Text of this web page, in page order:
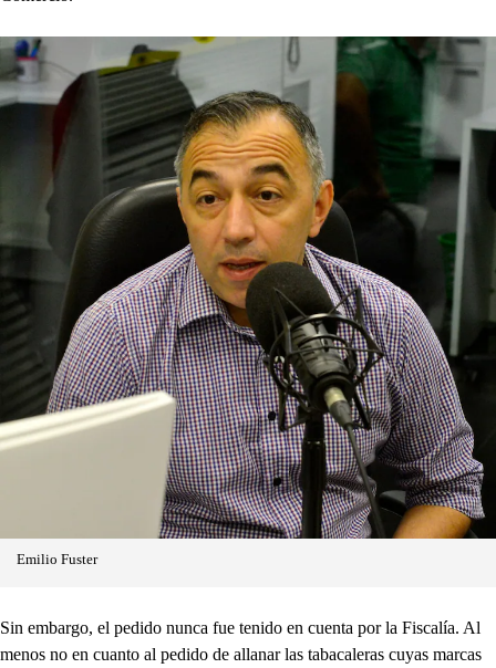
Emilio Fuster
Sin embargo, el pedido nunca fue tenido en cuenta por la Fiscalía. Al
menos no en cuanto al pedido de allanar las tabacaleras cuyas marcas